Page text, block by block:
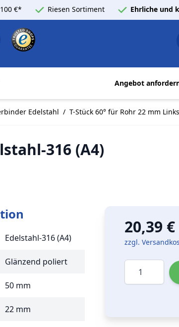
€* Riesen Sortiment Ehrliche und
Search
Angebot
Edelstahl / T-Stück 60° für Rohr 22 mm
316 (A4)
Edelstahl-316 (A4)
Glänzend poliert
50 mm
22 mm
20,39 €
zzgl.
Menge